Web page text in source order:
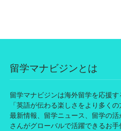
留学マナビジンとは
留学マナビジンは海外留学を応援す
「英語が伝わる楽しさをより多く
最新情報、留学ニュース、留学の
さんがグローバルで活躍できるお手